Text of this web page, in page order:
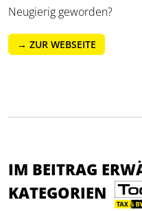
Neugierig geworden?
→ ZUR WEBSEITE
IM BEITRAG
KATEGORIEN